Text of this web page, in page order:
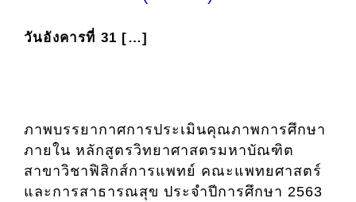
วันอังคารที่ 31 […]
ภาพบรรยากาศการประเมินคุณภาพการศึกษา
ภายใน หลักสูตรวิทยาศาสตรมหาบัณฑิต
สาขาวิชาฟิสิกส์การแพทย์ คณะแพทยศาสตร์
และการสาธารณสุข ประจำปีการศึกษา 2563